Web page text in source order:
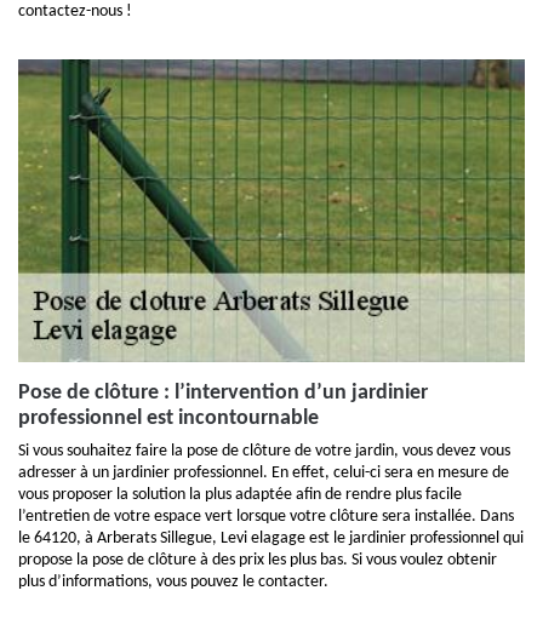
contactez-nous !
Pose de clôture : l’intervention d’un jardinier
professionnel est incontournable
Si vous souhaitez faire la pose de clôture de votre jardin, vous devez vous
adresser à un jardinier professionnel. En effet, celui-ci sera en mesure de
vous proposer la solution la plus adaptée afin de rendre plus facile
l’entretien de votre espace vert lorsque votre clôture sera installée. Dans
le 64120, à Arberats Sillegue, Levi elagage est le jardinier professionnel qui
propose la pose de clôture à des prix les plus bas. Si vous voulez obtenir
plus d’informations, vous pouvez le contacter.